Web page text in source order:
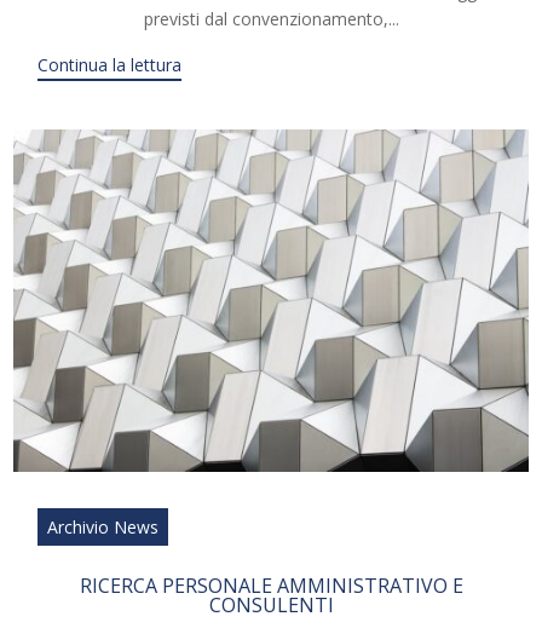
previsti dal convenzionamento,...
Continua la lettura
Archivio News
RICERCA PERSONALE AMMINISTRATIVO E
CONSULENTI